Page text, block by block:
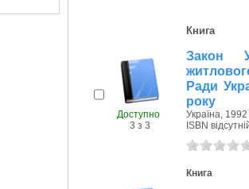
Доступно
3 з 3
Книга
Закон
Ради
року
Україна,
ISBN
Книга